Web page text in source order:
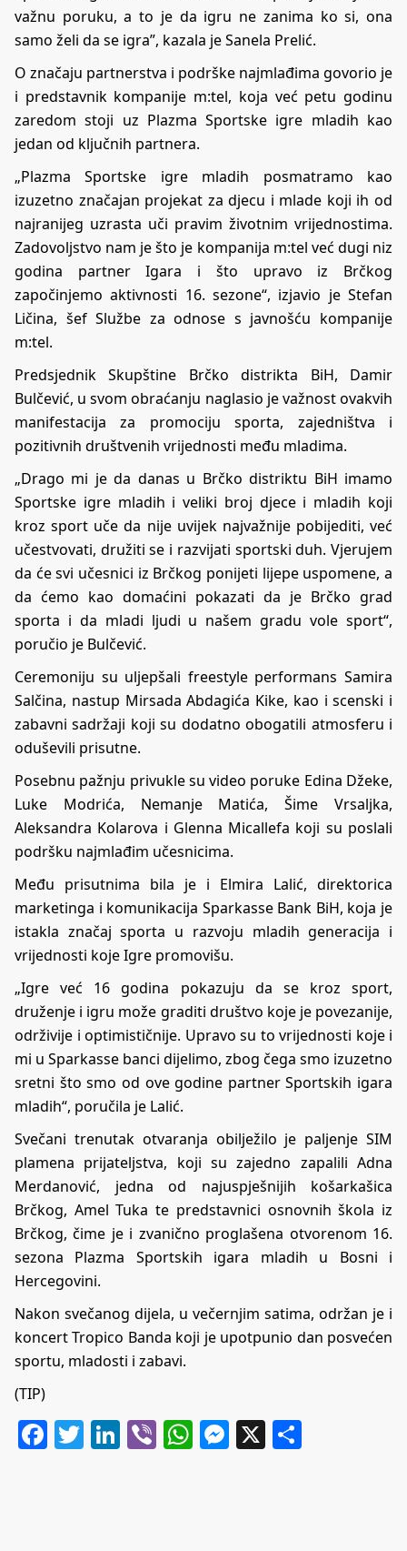
važnu poruku, a to je da igru ne zanima ko si, ona
samo želi da se igra”, kazala je Sanela Prelić.
O značaju partnerstva i podrške najmlađima govorio je
i predstavnik kompanije m:tel, koja već petu godinu
zaredom stoji uz Plazma Sportske igre mladih kao
jedan od ključnih partnera.
„Plazma Sportske igre mladih posmatramo kao
izuzetno značajan projekat za djecu i mlade koji ih od
najranijeg uzrasta uči pravim životnim vrijednostima.
Zadovoljstvo nam je što je kompanija m:tel već dugi niz
godina partner Igara i što upravo iz Brčkog
započinjemo aktivnosti 16. sezone“, izjavio je Stefan
Ličina, šef Službe za odnose s javnošću kompanije
m:tel.
Predsjednik Skupštine Brčko distrikta BiH, Damir
Bulčević, u svom obraćanju naglasio je važnost ovakvih
manifestacija za promociju sporta, zajedništva i
pozitivnih društvenih vrijednosti među mladima.
„Drago mi je da danas u Brčko distriktu BiH imamo
Sportske igre mladih i veliki broj djece i mladih koji
kroz sport uče da nije uvijek najvažnije pobijediti, već
učestvovati, družiti se i razvijati sportski duh. Vjerujem
da će svi učesnici iz Brčkog ponijeti lijepe uspomene, a
da ćemo kao domaćini pokazati da je Brčko grad
sporta i da mladi ljudi u našem gradu vole sport“,
poručio je Bulčević.
Ceremoniju su uljepšali freestyle performans Samira
Salčina, nastup Mirsada Abdagića Kike, kao i scenski i
zabavni sadržaji koji su dodatno obogatili atmosferu i
oduševili prisutne.
Posebnu pažnju privukle su video poruke Edina Džeke,
Luke Modrića, Nemanje Matića, Šime Vrsaljka,
Aleksandra Kolarova i Glenna Micallefa koji su poslali
podršku najmlađim učesnicima.
Među prisutnima bila je i Elmira Lalić, direktorica
marketinga i komunikacija Sparkasse Bank BiH, koja je
istakla značaj sporta u razvoju mladih generacija i
vrijednosti koje Igre promovišu.
„Igre već 16 godina pokazuju da se kroz sport,
druženje i igru može graditi društvo koje je povezanije,
održivije i optimističnije. Upravo su to vrijednosti koje i
mi u Sparkasse banci dijelimo, zbog čega smo izuzetno
sretni što smo od ove godine partner Sportskih igara
mladih“, poručila je Lalić.
Svečani trenutak otvaranja obilježilo je paljenje SIM
plamena prijateljstva, koji su zajedno zapalili Adna
Merdanović, jedna od najuspješnijih košarkašica
Brčkog, Amel Tuka te predstavnici osnovnih škola iz
Brčkog, čime je i zvanično proglašena otvorenom 16.
sezona Plazma Sportskih igara mladih u Bosni i
Hercegovini.
Nakon svečanog dijela, u večernjim satima, održan je i
koncert Tropico Banda koji je upotpunio dan posvećen
sportu, mladosti i zabavi.
(TIP)
Facebook
Twitter
LinkedIn
ViberWhatsApp
Messenger
X